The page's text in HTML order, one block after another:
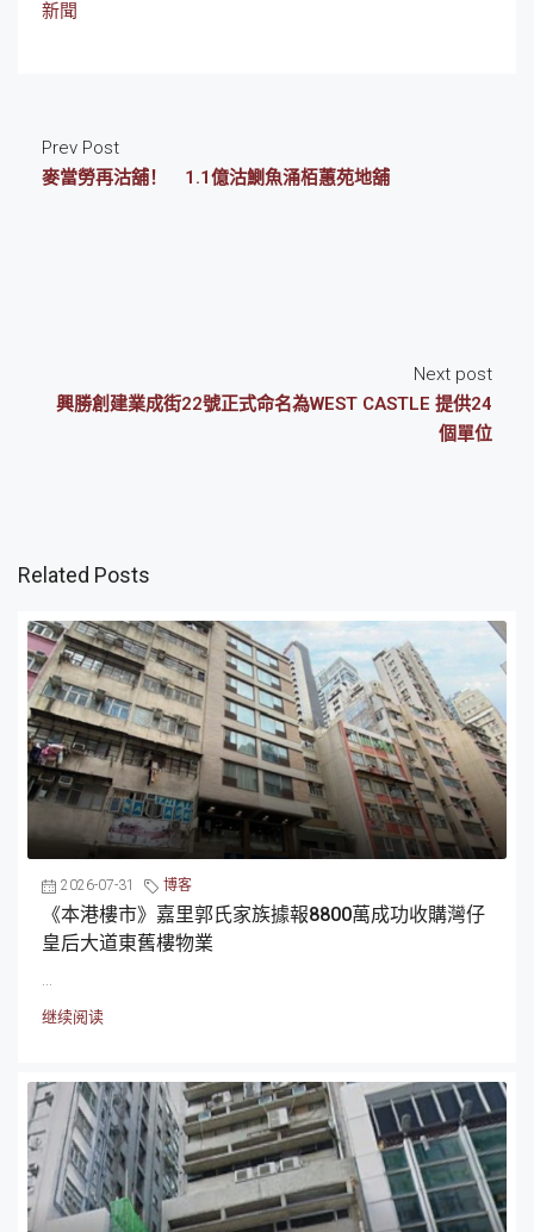
新聞
Prev Post
麥當勞再沽舖！ 1.1億沽鰂魚涌栢蕙苑地舖
Next post
興勝創建業成街22號正式命名為WEST CASTLE 提供24
個單位
Related Posts
2026-07-31 博客
《本港樓市》嘉里郭氏家族據報8800萬成功收購灣仔
皇后大道東舊樓物業
...
继续阅读